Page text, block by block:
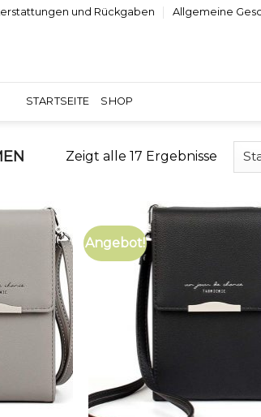
und Rückgaben Allgemeine
STARTSEITE SHOP
Zeigt alle 17 Ergebnisse
Angebot!